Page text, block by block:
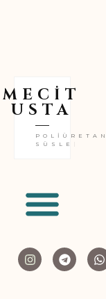
MECİT
USTA
POLİÜRETAN
SÜSLEME